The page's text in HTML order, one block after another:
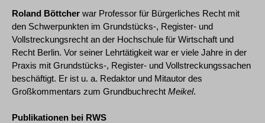
Roland Böttcher war Professor für Bürgerliches Recht mit
den Schwerpunkten im Grundstücks-, Register- und
Vollstreckungsrecht an der Hochschule für Wirtschaft und
Recht Berlin. Vor seiner Lehrtätigkeit war er viele Jahre in der
Praxis mit Grundstücks-, Register- und Vollstreckungssachen
beschäftigt. Er ist u. a. Redaktor und Mitautor des
Großkommentars zum Grundbuchrecht Meikel.
Publikationen bei RWS